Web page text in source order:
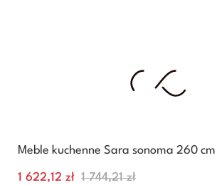
Meble kuchenne Sara sonoma 260 cm
Cena
1 622,12 zł Normalna
1 744,21 zł